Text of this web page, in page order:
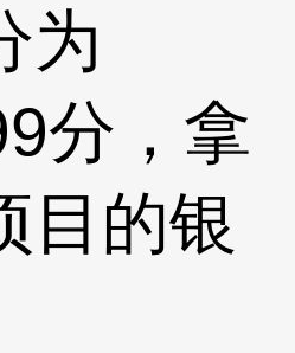
为
分，拿
目的银